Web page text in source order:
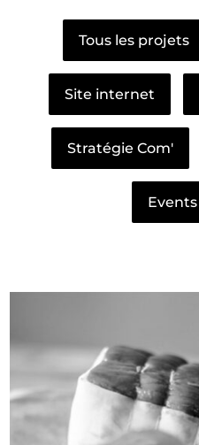
Tous les projets
Site internet
Stratégie Com'
Events